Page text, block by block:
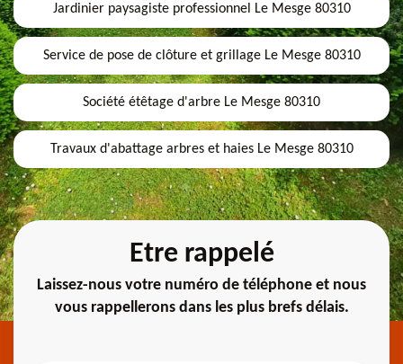
Jardinier paysagiste professionnel Le Mesge 80310
Service de pose de clôture et grillage Le Mesge 80310
Société étêtage d'arbre Le Mesge 80310
Travaux d'abattage arbres et haies Le Mesge 80310
Etre rappelé
Laissez-nous votre numéro de téléphone et nous
vous rappellerons dans les plus brefs délais.